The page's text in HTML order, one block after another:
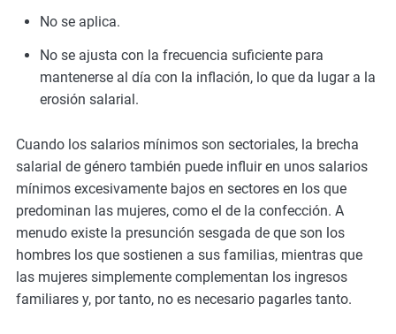
No se aplica.
No se ajusta con la frecuencia suficiente para
mantenerse al día con la inflación, lo que da lugar a la
erosión salarial.
Cuando los salarios mínimos son sectoriales, la brecha
salarial de género también puede influir en unos salarios
mínimos excesivamente bajos en sectores en los que
predominan las mujeres, como el de la confección. A
menudo existe la presunción sesgada de que son los
hombres los que sostienen a sus familias, mientras que
las mujeres simplemente complementan los ingresos
familiares y, por tanto, no es necesario pagarles tanto.